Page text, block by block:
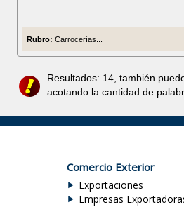
Rubro: Carrocerías...
Resultados: 14, también
acotando la cantidad de
Comercio Exterior
Exportaciones
Empresas